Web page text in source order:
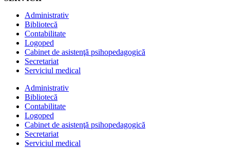
Administrativ
Bibliotecă
Contabilitate
Logoped
Cabinet de asistenţă psihopedagogică
Secretariat
Serviciul medical
Administrativ
Bibliotecă
Contabilitate
Logoped
Cabinet de asistenţă psihopedagogică
Secretariat
Serviciul medical